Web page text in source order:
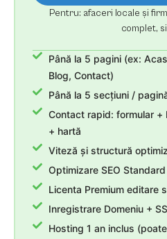
Pentru: afaceri locale și
complet,
Până la 5 pagini (ex:
Blog, Contact)
Până la 5 secțiuni /
Contact rapid: formular
+ hartă
Viteză și structură
Optimizare SEO
Licenta Premium editare
Inregistrare Domeniu +
Hosting 1 an inclus